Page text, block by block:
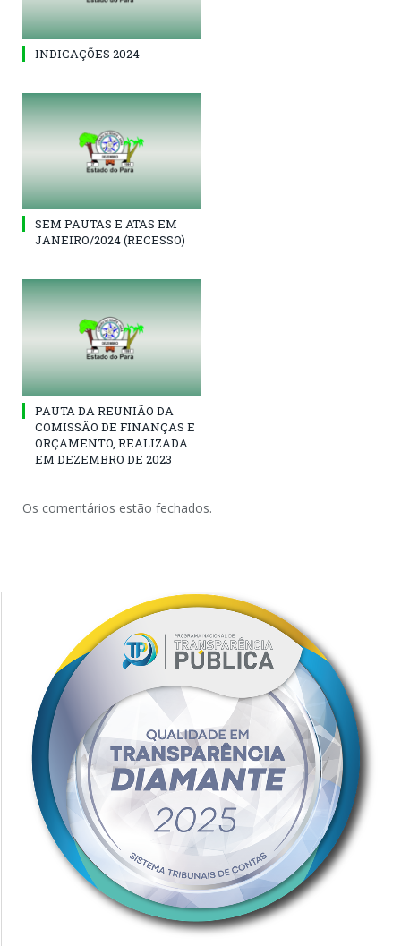
INDICAÇÕES 2024
SEM PAUTAS E ATAS EM
JANEIRO/2024 (RECESSO)
PAUTA DA REUNIÃO DA
COMISSÃO DE FINANÇAS E
ORÇAMENTO, REALIZADA
EM DEZEMBRO DE 2023
Os comentários estão fechados.